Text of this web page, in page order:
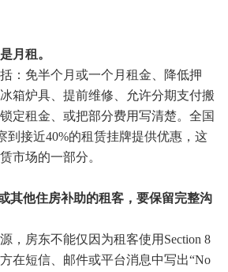
月租。
：免半个月或一个月租金、降低押
箱炉具、提前维修、允许分期支付搬
定租金、或把部分费用写清楚。全国
到接近40%的租赁挂牌提供优惠，这
市场的一部分。
其他住房补助的租客，要保留完整沟
，房东不能仅因为租客使用Section 8
在短信、邮件或平台消息中写出“No